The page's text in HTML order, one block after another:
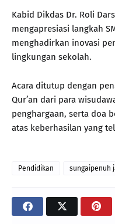
Kabid Dikdas Dr. Roli
mengapresiasi langkah
menghadirkan inovasi
lingkungan sekolah.
Acara ditutup dengan
Qur’an dari para
penghargaan, serta doa
atas keberhasilan yang
Pendidikan sungaipenuh